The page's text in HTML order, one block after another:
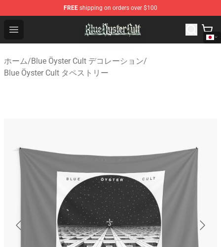
FREE shipping on orders over $100
Open menu
Blue Öyster Cult Store - Official Blue Öyster Cult
ホーム/Blue Öyster Cult デコレーション/
Blue Öyster Cult タペストリー